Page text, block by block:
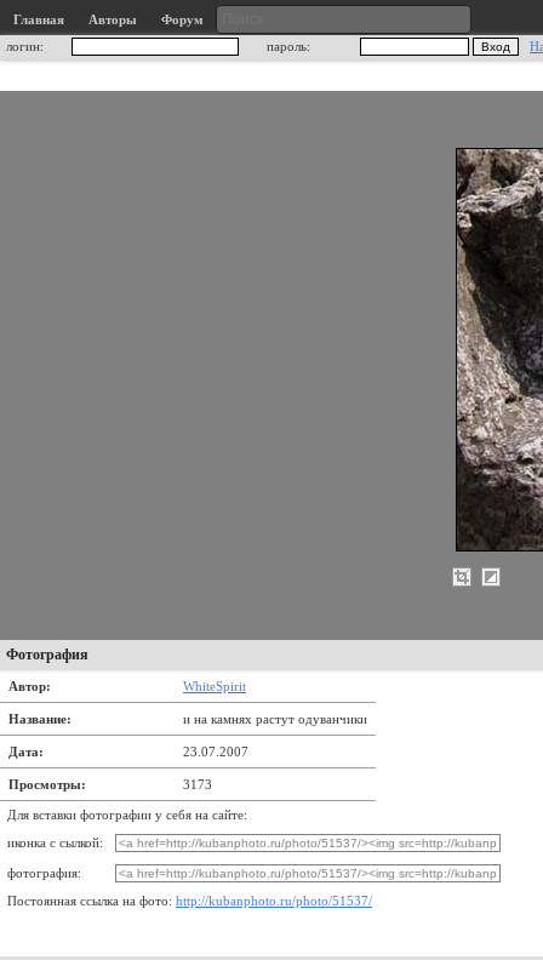
Главная Авторы
Форум
логин:
пароль:
Фотография
Автор: WhiteSpirit
Название: и на камнях растут одуванчики
Дата: 23.07.2007
Просмотры: 3173
Для вставки фотографии у себя на сайте:
иконка с сылкой:
фотография:
Постоянная ссылка на фото: http://kubanphoto.ru/photo/51537/